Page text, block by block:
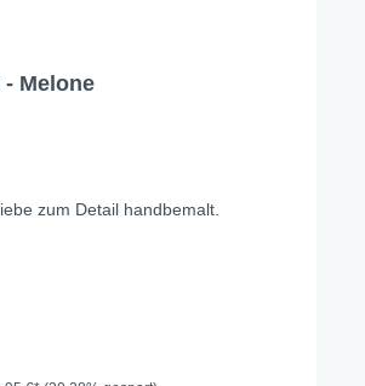
Melone
zum Detail handbemalt.